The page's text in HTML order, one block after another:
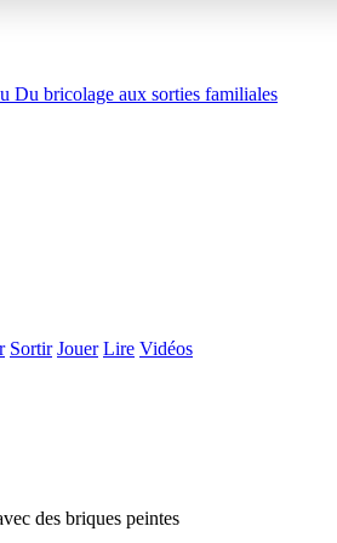
Du bricolage aux sorties familiales
Sortir Jouer Lire Vidéos
des briques peintes